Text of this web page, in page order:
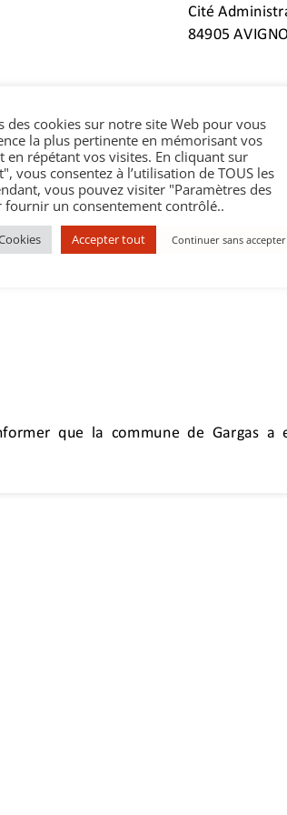
des cookies sur notre site Web pour vous
la plus pertinente en mémorisant vos
en répétant vos visites. En cliquant sur
vous consentez à l’utilisation de TOUS les
vous pouvez visiter "Paramètres des
fournir un consentement contrôlé..
Accepter tout Continuer sans accepter